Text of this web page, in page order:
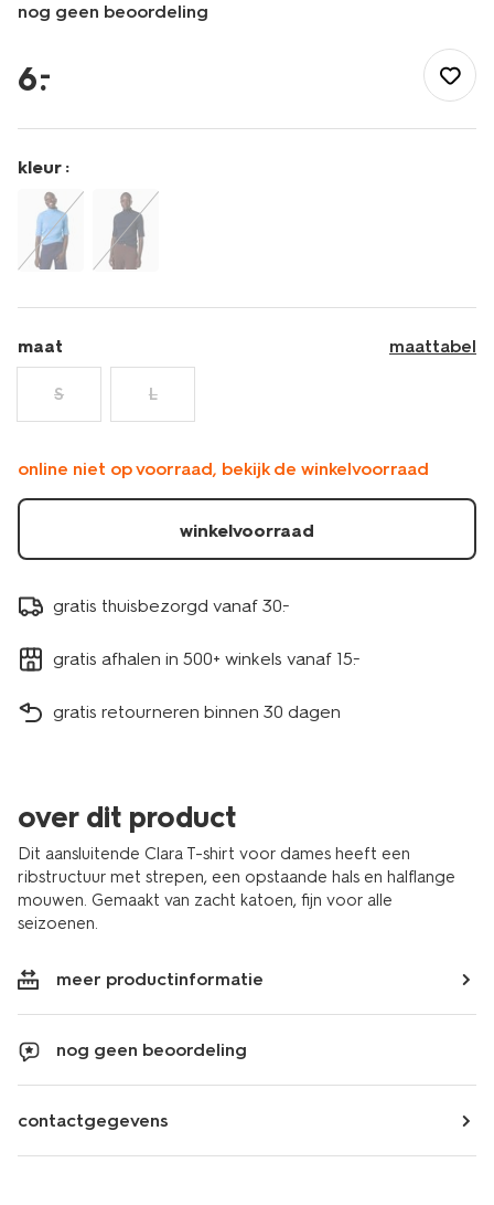
nog geen beoordeling
tops/dames-
t-
clara-
rib-
strepen-
zwart-
36207150BLACK.html
6.
–
kleur :
maat maattabel
S L
online niet op voorraad, bekijk de winkelvoorraad
winkelvoorraad
gratis thuisbezorgd vanaf 30.-
gratis afhalen in 500+ winkels vanaf 15.-
gratis retourneren binnen 30 dagen
over dit product
Dit aansluitende Clara T-shirt voor dames heeft een
ribstructuur met strepen, een opstaande hals en halflange
mouwen. Gemaakt van zacht katoen, fijn voor alle
seizoenen.
meer productinformatie
nog geen beoordeling
contactgegevens